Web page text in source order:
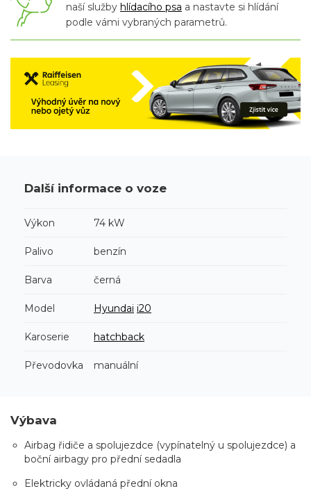
naší služby hlídacího psa a nastavte si hlídání
podle vámi vybraných parametrů.
Další informace o voze
Výkon 74 kW
Palivo benzín
Barva černá
Model Hyundai i20
Karoserie hatchback
Převodovka manuální
Výbava
Airbag řidiče a spolujezdce (vypínatelný u spolujezdce) a
boční airbagy pro přední sedadla
Elektricky ovládaná přední okna